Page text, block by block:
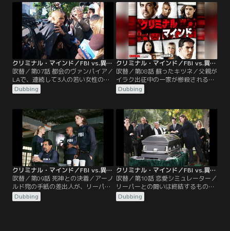
った。似たような被害者が5年間で3
人。いずれも、10代の金髪女性で、
出産した数分後に殺されたことが判
明。しかし、乳児の遺体は発見され
ていなかった。犯人の目的は、子供
なのか？
で、両目の眼球が奪われる殺人事件
が発生。最初の被害者は61歳の男性
で、眼球が荒っぽく引き抜かれてい
たのに対し、2件目の17歳の少女た
ちの眼球は、手術並みの技で摘出さ
れていた。
クリミナル・マインド／FBI vs.異常犯罪 シーズン5 第07話／吹替
吹替／第07話 都会のヴァンパイア／
LAで、連続して3人の若い女性の絞
殺事件が発生。いずれもノドに開い
た2つの穴から大量の血液を失って
れていた。3人目の被害者の腕には
「ザ・ライアー（嘘つき）」という
血のメッセージが。“吸血鬼信奉
者”の可能性から犯人像を分析する
リード。そんな中…。
Dubbing
クリミナル・マインド／FBI vs.異常犯罪 シーズン5 第08話／吹替
吹替／第08話 蘇ったキツネ／父親が
イラク出征中の一家が惨殺される。
母親と息子は銃殺、娘は窒息死だっ
た。一年前にも同じ手口の事件が起
として報道し始めていた。そんな
中、ガルシアが重要な情報をキャッ
チする。4年前に8家族を殺害して服
役中のアーノルド（通称キツネ）が
「私の犯行を見ろ」と書いたメッセ
ージを受け取っていたのだ。
Dubbing
クリミナル・マインド／FBI vs.異常犯罪 シーズン5 第09話／吹替
吹替／第09話 死神との決着／アーノ
ルド宛の手紙の差出人が、リーパー
だと判明。それは、ホッチを見透か
したあからさまな挑発だった！封書
Dubbing
クリミナル・マインド／FBI vs.異常犯罪 シーズン5 第10話／吹替
吹替／第10話 恋愛シミュレーター／
リーパーとの闘いは終結するもの
の、最愛の妻の命を犠牲にしてしま
ったホッチ。しかし、無情にもそん
Dubbing